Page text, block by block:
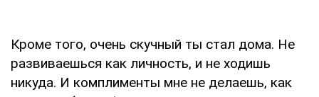
Кроме того, очень скучный ты стал дома. Не
развиваешься как личность, и не ходишь
никуда. И комплименты мне не делаешь, как